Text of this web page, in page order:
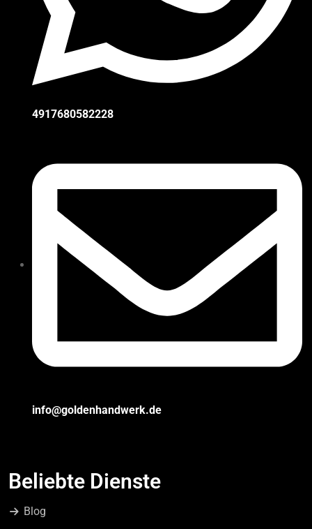
4917680582228
info@goldenhandwerk.de
Beliebte Dienste
Blog